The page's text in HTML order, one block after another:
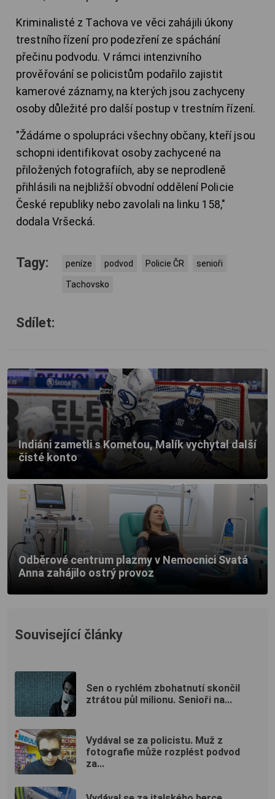
Kriminalisté z Tachova ve věci zahájili úkony
trestního řízení pro podezření ze spáchání
přečinu podvodu. V rámci intenzivního
prověřování se policistům podařilo zajistit
kamerové záznamy, na kterých jsou zachyceny
osoby důležité pro další postup v trestním řízení.
"Žádáme o spolupráci všechny občany, kteří jsou
schopni identifikovat osoby zachycené na
přiložených fotografiích, aby se neprodleně
přihlásili na nejbližší obvodní oddělení Policie
České republiky nebo zavolali na linku 158,"
dodala Vršecká.
Tagy: peníze podvod Policie ČR senioři
Tachovsko
Sdílet:
Indiáni zametli s Kometou, Malík vychytal další
čisté konto
Odběrové centrum plazmy v Nemocnici Svatá
Anna zahájilo ostrý provoz
Související články
Sen o rychlém zbohatnutí skončil
ztrátou půl milionu. Senioři na...
Vydával se za policistu. Muž z
fotografie může rozplést podvod
za...